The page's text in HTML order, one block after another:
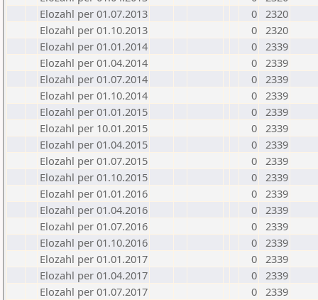
Elozahl per 01.07.2013
0 2320
Elozahl per 01.10.2013
0 2320
Elozahl per 01.01.2014
0 2339
Elozahl per 01.04.2014
0 2339
Elozahl per 01.07.2014
0 2339
Elozahl per 01.10.2014
0 2339
Elozahl per 01.01.2015
0 2339
Elozahl per 10.01.2015
0 2339
Elozahl per 01.04.2015
0 2339
Elozahl per 01.07.2015
0 2339
Elozahl per 01.10.2015
0 2339
Elozahl per 01.01.2016
0 2339
Elozahl per 01.04.2016
0 2339
Elozahl per 01.07.2016
0 2339
Elozahl per 01.10.2016
0 2339
Elozahl per 01.01.2017
0 2339
Elozahl per 01.04.2017
0 2339
Elozahl per 01.07.2017
0 2339